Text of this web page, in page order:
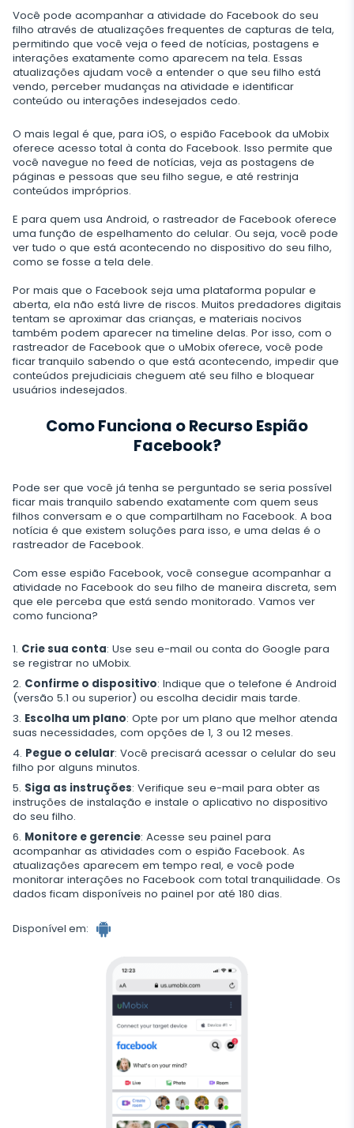
Notificações
Informações do dispositivo
Zoom
Viber
Telegram
WeChat
Skype
Kik
Rastreador do Google Chat
Instagram
Snapchat
TikTok
Internet
Histórico do navegadorFECHAR
Você pode acompanhar a atividade do Facebook do seu
filho através de atualizações frequentes de capturas de tela,
permitindo que você veja o feed de notícias, postagens e
interações exatamente como aparecem na tela. Essas
atualizações ajudam você a entender o que seu filho está
vendo, perceber mudanças na atividade e identificar
conteúdo ou interações indesejados cedo.
O mais legal é que, para iOS, o espião Facebook da uMobix
oferece acesso total à conta do Facebook. Isso permite que
você navegue no feed de notícias, veja as postagens de
páginas e pessoas que seu filho segue, e até restrinja
conteúdos impróprios.
E para quem usa Android, o rastreador de Facebook oferece
uma função de espelhamento do celular. Ou seja, você pode
ver tudo o que está acontecendo no dispositivo do seu filho,
como se fosse a tela dele.
Por mais que o Facebook seja uma plataforma popular e
aberta, ela não está livre de riscos. Muitos predadores digitais
tentam se aproximar das crianças, e materiais nocivos
também podem aparecer na timeline delas. Por isso, com o
rastreador de Facebook que o uMobix oferece, você pode
ficar tranquilo sabendo o que está acontecendo, impedir que
conteúdos prejudiciais cheguem até seu filho e bloquear
usuários indesejados.
Como Funciona o Recurso Espião
Facebook?
Pode ser que você já tenha se perguntado se seria possível
ficar mais tranquilo sabendo exatamente com quem seus
filhos conversam e o que compartilham no Facebook. A boa
notícia é que existem soluções para isso, e uma delas é o
rastreador de Facebook.
Com esse espião Facebook, você consegue acompanhar a
atividade no Facebook do seu filho de maneira discreta, sem
que ele perceba que está sendo monitorado. Vamos ver
como funciona?
Crie sua conta: Use seu e-mail ou conta do Google para
se registrar no uMobix.
Confirme o dispositivo: Indique que o telefone é Android
(versão 5.1 ou superior) ou escolha decidir mais tarde.
Escolha um plano: Opte por um plano que melhor atenda
suas necessidades, com opções de 1, 3 ou 12 meses.
Pegue o celular: Você precisará acessar o celular do seu
filho por alguns minutos.
Siga as instruções: Verifique seu e-mail para obter as
instruções de instalação e instale o aplicativo no dispositivo
do seu filho.
Monitore e gerencie: Acesse seu painel para
acompanhar as atividades com o espião Facebook. As
atualizações aparecem em tempo real, e você pode
monitorar interações no Facebook com total tranquilidade. Os
dados ficam disponíveis no painel por até 180 dias.
Disponível em: